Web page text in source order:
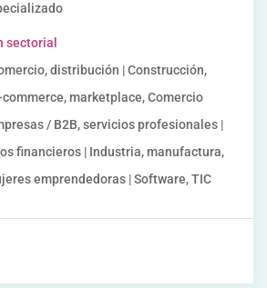
sectorial
distribución | Construcción,
marketplace, Comercio
/ B2B, servicios profesionales |
financieros | Industria, manufactura,
emprendedoras | Software, TIC